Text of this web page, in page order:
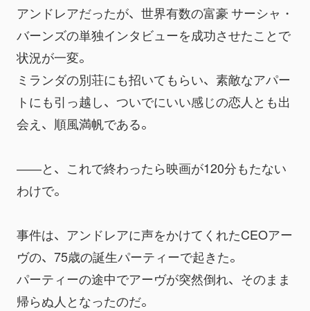
アンドレアだったが、世界有数の富豪 サーシャ・
バーンズの単独インタビューを成功させたことで
状況が一変。
ミランダの別荘にも招いてもらい、素敵なアパー
トにも引っ越し、ついでにいい感じの恋人とも出
会え、順風満帆である。
――と、これで終わったら映画が120分もたない
わけで。
事件は、アンドレアに声をかけてくれたCEOアー
ヴの、75歳の誕生パーティーで起きた。
パーティーの途中でアーヴが突然倒れ、そのまま
帰らぬ人となったのだ。